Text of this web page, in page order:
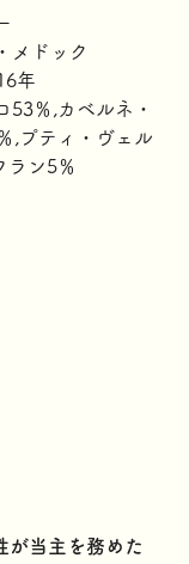
メドック
年
53％,カベルネ・
,プティ・ヴェル
ラン5％
が当主を務めた